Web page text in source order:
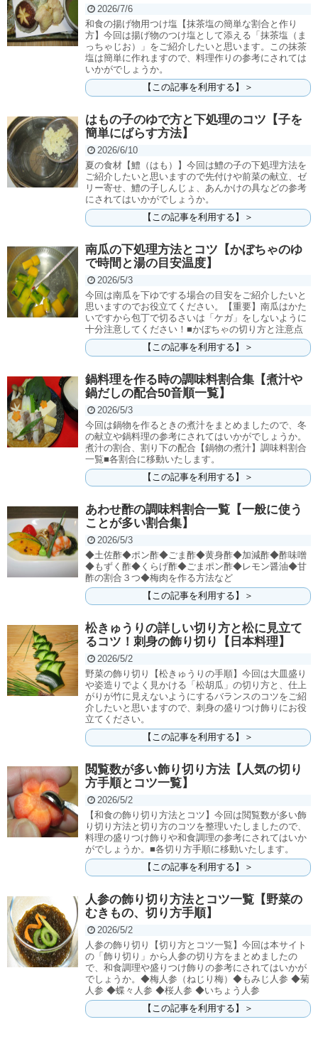
2026/7/6
和食の揚げ物用つけ塩【抹茶塩の簡単な割合と作り
方】今回は揚げ物のつけ塩として添える「抹茶塩（ま
っちゃじお）」をご紹介したいと思います。この抹茶
塩は簡単に作れますので、料理作りの参考にされては
いかがでしょうか。
【この記事を利用する】＞
はもの子のゆで方と下処理のコツ【子を
簡単にばらす方法】
2026/6/10
夏の食材【鱧（はも）】今回は鱧の子の下処理方法を
ご紹介したいと思いますので先付けや前菜の献立、ゼ
リー寄せ、鱧の子しんじょ、あんかけの具などの参考
にされてはいかがでしょうか。
【この記事を利用する】＞
南瓜の下処理方法とコツ【かぼちゃのゆ
で時間と湯の目安温度】
2026/5/3
今回は南瓜を下ゆでする場合の目安をご紹介したいと
思いますのでお役立てください。【重要】南瓜はかた
いですから包丁で切るさいは「ケガ」をしないように
十分注意してください！■かぼちゃの切り方と注意点
【この記事を利用する】＞
鍋料理を作る時の調味料割合集【煮汁や
鍋だしの配合50音順一覧】
2026/5/3
今回は鍋物を作るときの煮汁をまとめましたので、冬
の献立や鍋料理の参考にされてはいかがでしょうか。
煮汁の割合、割り下の配合【鍋物の煮汁】調味料割合
一覧■各割合に移動いたします。
【この記事を利用する】＞
あわせ酢の調味料割合一覧【一般に使う
ことが多い割合集】
2026/5/3
◆土佐酢◆ポン酢◆ごま酢◆黄身酢◆加減酢◆酢味噌
◆もずく酢◆くらげ酢◆ごまポン酢◆レモン醤油◆甘
酢の割合３つ◆梅肉を作る方法など
【この記事を利用する】＞
松きゅうりの詳しい切り方と松に見立て
るコツ！刺身の飾り切り【日本料理】
2026/5/2
野菜の飾り切り【松きゅうりの手順】今回は大皿盛り
や姿造りでよく見かける「松胡瓜」の切り方と、仕上
がりが竹に見えないようにするバランスのコツをご紹
介したいと思いますので、刺身の盛りつけ飾りにお役
立てください。
【この記事を利用する】＞
閲覧数が多い飾り切り方法【人気の切り
方手順とコツ一覧】
2026/5/2
【和食の飾り切り方法とコツ】今回は閲覧数が多い飾
り切り方法と切り方のコツを整理いたしましたので、
料理の盛りつけ飾りや和食調理の参考にされてはいか
がでしょうか。■各切り方手順に移動いたします。
【この記事を利用する】＞
人参の飾り切り方法とコツ一覧【野菜の
むきもの、切り方手順】
2026/5/2
人参の飾り切り【切り方とコツ一覧】今回は本サイト
の「飾り切り」から人参の切り方をまとめましたの
で、和食調理や盛りつけ飾りの参考にされてはいかが
でしょうか。◆梅人参（ねじり梅）◆もみじ人参 ◆菊
人参 ◆蝶々人参 ◆桜人参 ◆いちょう人参
【この記事を利用する】＞